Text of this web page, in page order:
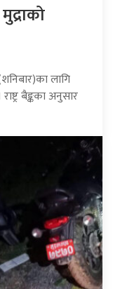
लागि
बैङ्कका अनुसार